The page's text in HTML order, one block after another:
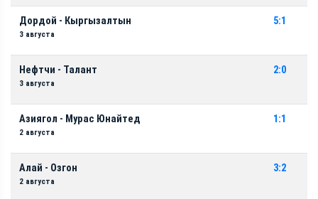
Дордой - Кыргызалтын
3 августа
5:1
Нефтчи - Талант
3 августа
2:0
Азиягол - Мурас Юнайтед
2 августа
1:1
Алай - Озгон
2 августа
3:2